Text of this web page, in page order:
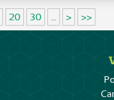
20 30 ... > >>